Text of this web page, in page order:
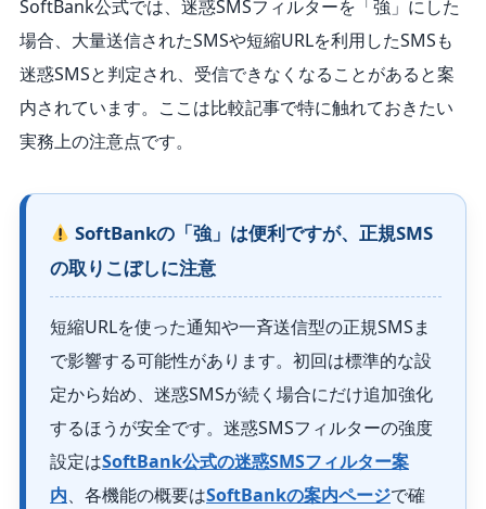
SoftBank公式では、迷惑SMSフィルターを「強」にした
場合、大量送信されたSMSや短縮URLを利用したSMSも
迷惑SMSと判定され、受信できなくなることがあると案
内されています。ここは比較記事で特に触れておきたい
実務上の注意点です。
SoftBankの「強」は便利ですが、正規SMS
の取りこぼしに注意
短縮URLを使った通知や一斉送信型の正規SMSま
で影響する可能性があります。初回は標準的な設
定から始め、迷惑SMSが続く場合にだけ追加強化
するほうが安全です。迷惑SMSフィルターの強度
設定はSoftBank公式の迷惑SMSフィルター案
内、各機能の概要はSoftBankの案内ページで確